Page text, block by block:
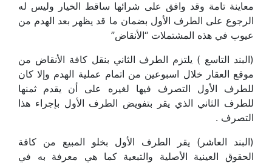
معاينة تامة وقد وافق على شرائها ساقط الخيار وليس له
الرجوع على الطرف الأول بضمان ما قد يظهر بعد الهدم من
عيوب في هذه المشتملات “الأنقاض”
(البند التاسع ) يلتزم الطرف الثاني بنقل كافة الأنقاض من
موقع العقار خلال اسبوعين من اتمام عملية الهدم وإلا كان
للطرف الأول التصرف فيها لغيره على أن يقدم ثمنها
للطرف الثاني الذي يقر بتفويض الطرف الأول بإجراء هذا
التصرف .
(البند العاشر) يقر الطرف الأول بخلو المبيع من كافة
الحقوق العينية الأصلية والتبعية كما هي معرفة به في